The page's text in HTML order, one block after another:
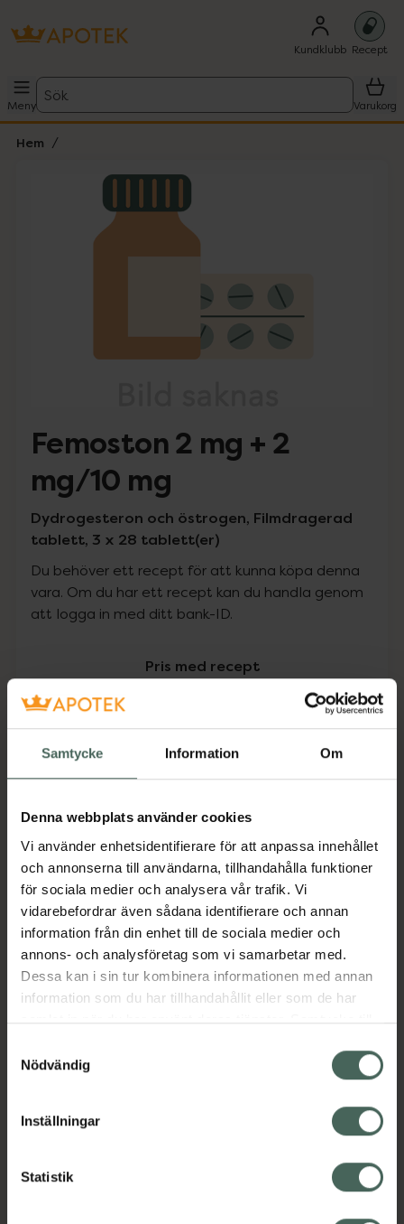
Samtycke Information Om
Denna webbplats använder cookies
Vi använder enhetsidentifierare för att anpassa innehållet
och annonserna till användarna, tillhandahålla funktioner
för sociala medier och analysera vår trafik. Vi
vidarebefordrar även sådana identifierare och annan
information från din enhet till de sociala medier och
annons- och analysföretag som vi samarbetar med.
Dessa kan i sin tur kombinera informationen med annan
information som du har tillhandahållit eller som de har
samlat in när du har använt deras tjänster. Samtycke till
återkalla ditt samtycke via webbplatsens
cookieinställningar. Ett återkallat samtycke påverkar inte
lagligheten av behandling som skett innan återkallelsen.
Nödvändig
Inställningar
Statistik
Kundklubb Recept
Meny
Sök
Varukorg
Hem
Lista: . Innehåller 1 objekt.
Femoston 2 mg + 2
mg/10 mg
Dydrogesteron och östrogen, Filmdragerad
tablett, 3 x 28 tablett(er)
Du behöver ett recept för att kunna köpa denna
vara. Om du har ett recept kan du handla genom
att logga in med ditt bank-ID.
Pris med recept
Högkostnadsskyddet gäller inte
369 kr
I apotek:369 kr
Köp via ditt recept
Aktuella erbjudanden
Beskrivning Dölj
EAN:07350124335315
Kronans Apotek finns här för dig. Du hittar oss från Skåne i
datorn. Oavsett vem du är så är det vårt uppdrag att
hjälpa just dig att må lite bättre. Välkommen att prata